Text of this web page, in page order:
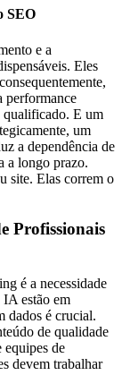
SEO
e a
Eles
performance
qualificado. E um
um
a dependência de
a longo prazo.
site. Elas correm o
Profissionais
é a necessidade
IA estão em
dados é crucial.
de qualidade
equipes de
devem trabalhar